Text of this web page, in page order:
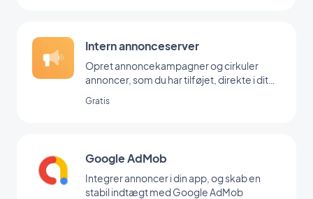
Intern annonceserver
Opret annoncekampagner og cirkuler
annoncer, som du har tilføjet, direkte i dit
Gratis
Google AdMob
Integrer annoncer i din app, og skab en
stabil indtægt med Google AdMob